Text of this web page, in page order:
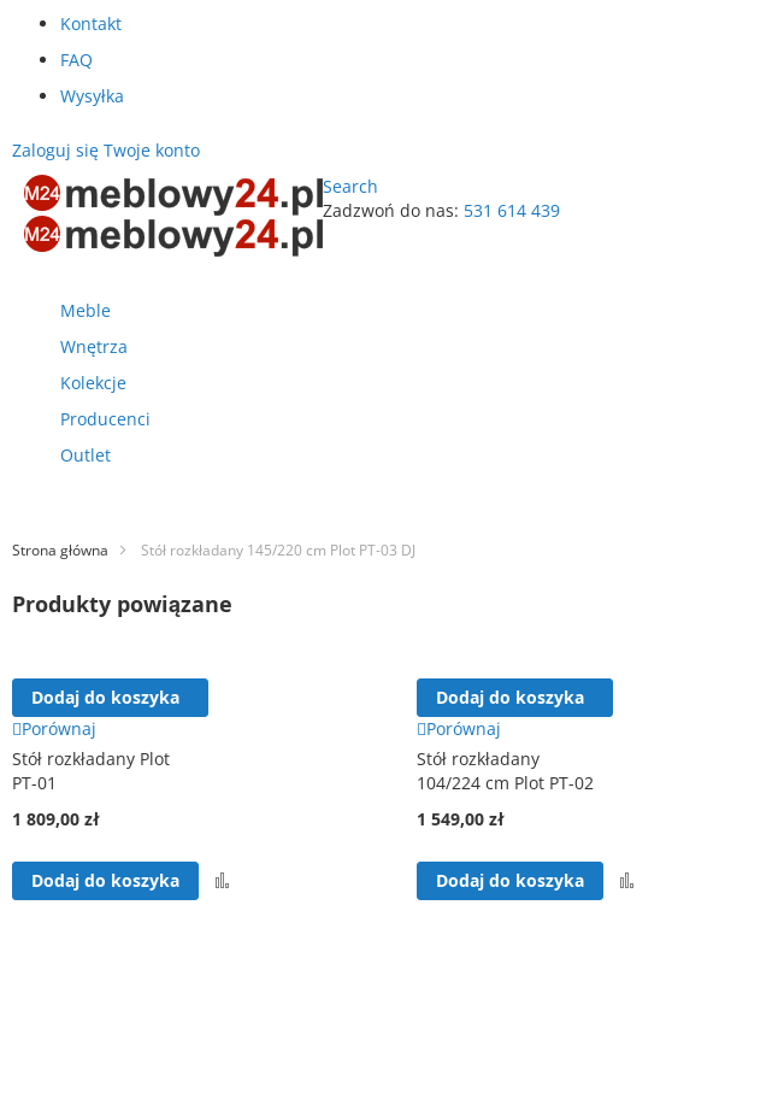
Kontakt
FAQ
Wysyłka
Zaloguj się Twoje konto
Search
Zadzwoń do nas: 531 614 439
Meble
Wnętrza
Kolekcje
Producenci
Outlet
Strona główna Stół rozkładany 145/220 cm Plot PT-03 DJ
Produkty powiązane
Dodaj do koszyka
Porównaj
Stół rozkładany Plot
PT-01
1 809,00 zł
Dodaj do koszyka
Dodaj do koszyka
Porównaj
Stół rozkładany
104/224 cm Plot PT-02
1 549,00 zł
Dodaj do koszyka